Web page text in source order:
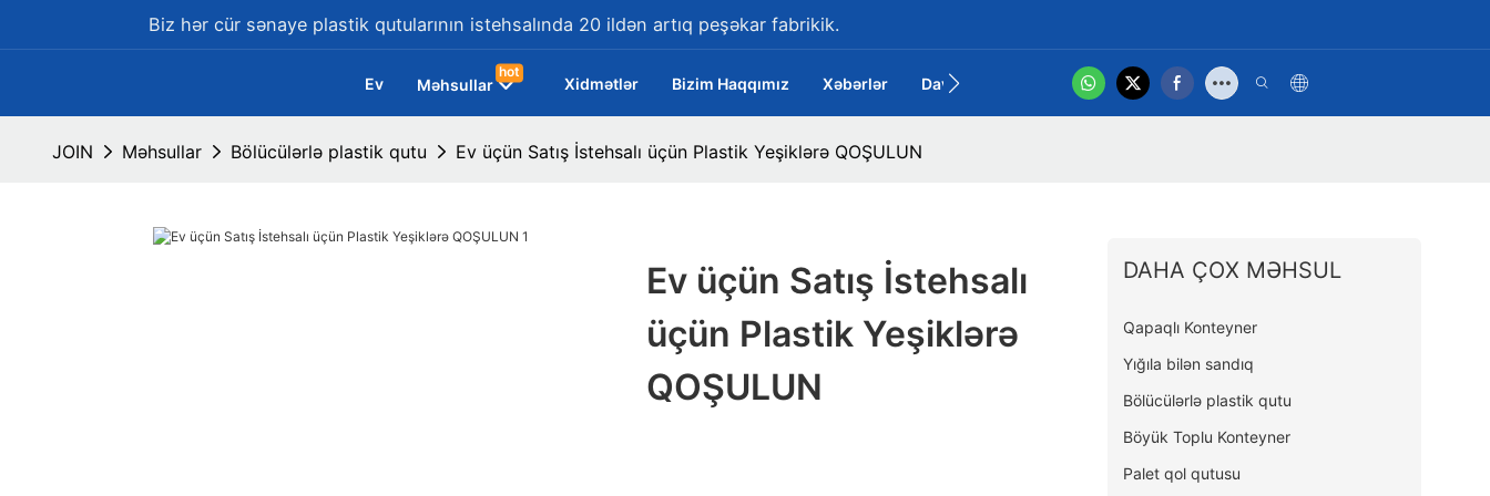
Biz hər cür sənaye plastik qutularının istehsalında 20 ildən artıq peşəkar fabrikik.
Ev Məhsullar
hot
Xidmətlər Bizim Haqqımız Xəbərlər Davalar Məhsul Videosu
hot
JOIN Məhsullar Bölücülərlə plastik qutu Ev üçün Satış İstehsalı üçün Plastik Yeşiklərə QOŞULUN
Ev üçün Satış İstehsalı
üçün Plastik Yeşiklərə
QOŞULUN
DAHA ÇOX MƏHSUL
Qapaqlı Konteyner
Yığıla bilən sandıq
Bölücülərlə plastik qutu
Böyük Toplu Konteyner
Palet qol qutusu